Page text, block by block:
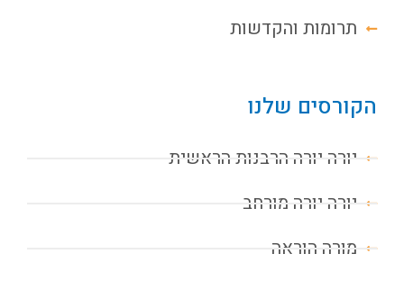
תרומות והקדשות
הקורסים שלנו
יורה יורה הרבנות הראשית
יורה יורה מורחב
מורה הוראה